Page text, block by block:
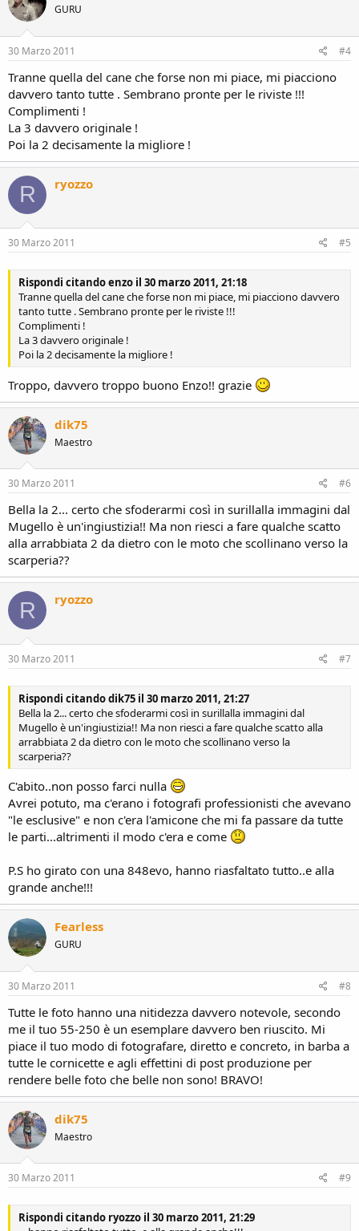
GURU
30 Marzo 2011 #4
Tranne quella del cane che forse non mi piace, mi piacciono
davvero tanto tutte . Sembrano pronte per le riviste !!!
Complimenti !
La 3 davvero originale !
Poi la 2 decisamente la migliore !
R ryozzo
30 Marzo 2011 #5
Rispondi citando enzo il 30 marzo 2011, 21:18
Tranne quella del cane che forse non mi piace, mi piacciono davvero
tanto tutte . Sembrano pronte per le riviste !!!
Complimenti !
La 3 davvero originale !
Poi la 2 decisamente la migliore !
Troppo, davvero troppo buono Enzo!! grazie
dik75
Maestro
30 Marzo 2011 #6
Bella la 2... certo che sfoderarmi così in surillalla immagini dal
Mugello è un'ingiustizia!! Ma non riesci a fare qualche scatto
alla arrabbiata 2 da dietro con le moto che scollinano verso la
scarperia??
R ryozzo
30 Marzo 2011 #7
Rispondi citando dik75 il 30 marzo 2011, 21:27
Bella la 2... certo che sfoderarmi così in surillalla immagini dal
Mugello è un'ingiustizia!! Ma non riesci a fare qualche scatto alla
arrabbiata 2 da dietro con le moto che scollinano verso la
scarperia??
C'abito..non posso farci nulla
Avrei potuto, ma c'erano i fotografi professionisti che avevano
"le esclusive" e non c'era l'amicone che mi fa passare da tutte
le parti...altrimenti il modo c'era e come
P.S ho girato con una 848evo, hanno riasfaltato tutto..e alla
grande anche!!!
Fearless
GURU
30 Marzo 2011 #8
Tutte le foto hanno una nitidezza davvero notevole, secondo
me il tuo 55-250 è un esemplare davvero ben riuscito. Mi
piace il tuo modo di fotografare, diretto e concreto, in barba a
tutte le cornicette e agli effettini di post produzione per
rendere belle foto che belle non sono! BRAVO!
dik75
Maestro
30 Marzo 2011 #9
Rispondi citando ryozzo il 30 marzo 2011, 21:29